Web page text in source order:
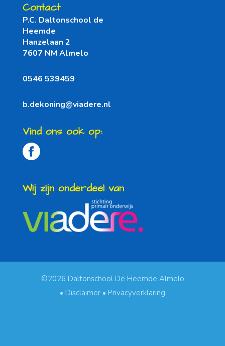
Aanmelden leerling
Waarom onze school?
Contact
P.C. Daltonschool de
Heemde
Hanzelaan 2
7607 NM Almelo
0546 539459
b.dekoning@viadere.nl
Vind ons ook op:
Wij zijn onderdeel van
©2026 Daltonschool De Heemde Almelo
Disclaimer
Privacyverklaring